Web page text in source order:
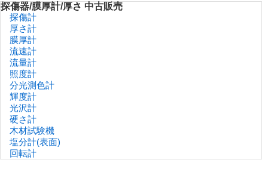
探傷器/膜厚計/厚さ 中古販売
探傷計
厚さ計
膜厚計
流速計
流量計
照度計
分光測色計
輝度計
光沢計
硬さ計
木材試験機
塩分計(表面)
回転計